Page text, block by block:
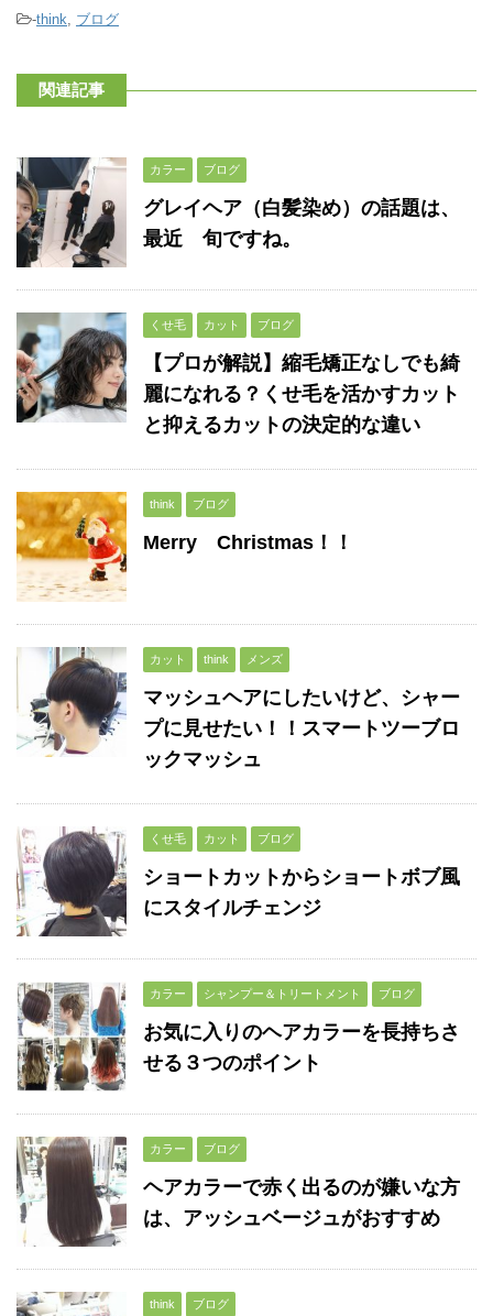
-think, ブログ
関連記事
カラー ブログ
グレイヘア（白髪染め）の話題は、
最近 旬ですね。
くせ毛 カット ブログ
【プロが解説】縮毛矯正なしでも綺
麗になれる？くせ毛を活かすカット
と抑えるカットの決定的な違い
think ブログ
Merry Christmas！！
カット think メンズ
マッシュヘアにしたいけど、シャー
プに見せたい！！スマートツーブロ
ックマッシュ
くせ毛 カット ブログ
ショートカットからショートボブ風
にスタイルチェンジ
カラー シャンプー＆トリートメント ブログ
お気に入りのヘアカラーを長持ちさ
せる３つのポイント
カラー ブログ
ヘアカラーで赤く出るのが嫌いな方
は、アッシュベージュがおすすめ
think ブログ